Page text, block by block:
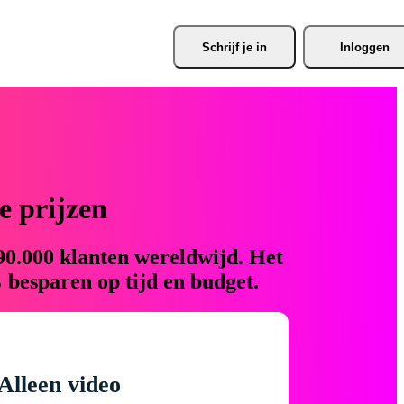
Schrijf je in Inloggen
prijzen
klanten wereldwijd. Het
op tijd en budget.
video